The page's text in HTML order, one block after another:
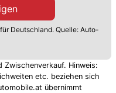
Deutschland. Quelle: Auto-
Hinweis:
etc. beziehen sich
übernimmt